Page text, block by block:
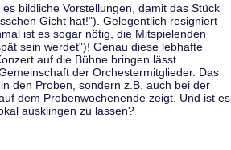
bildliche Vorstellungen, damit das Stück
Gicht hat!"). Gelegentlich resigniert
ist es sogar nötig, die Mitspielenden
sein werdet")! Genau diese lebhafte
auf die Bühne bringen lässt.
der Orchestermitglieder. Das
den Proben, sondern z.B. auch bei der
dem Probenwochenende zeigt. Und ist es
ausklingen zu lassen?